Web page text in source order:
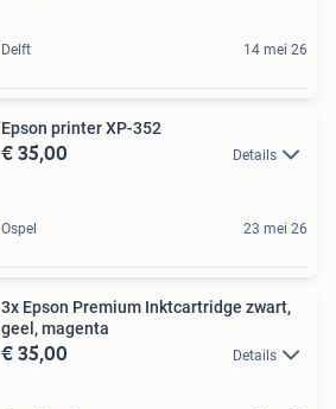
Delft 14 mei 26
Epson printer XP-352
€ 35,00 Details
Ospel 23 mei 26
3x Epson Premium Inktcartridge zwart,
geel, magenta
€ 35,00 Details